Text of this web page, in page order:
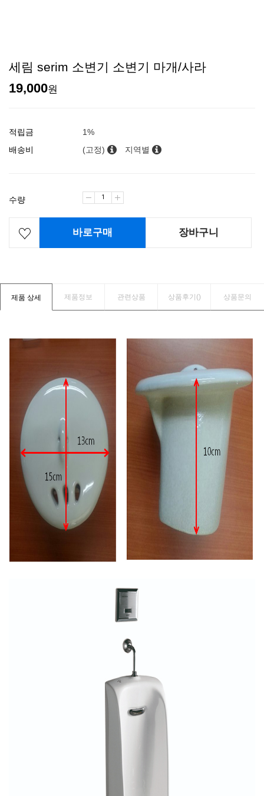
세림 serim 소변기 소변기 마개/사라
19,000원
적립금
1%
배송비
(고정) 지역별
수량
바로구매 장바구니
제품 상세 제품정보 관련상품 상품후기() 상품문의